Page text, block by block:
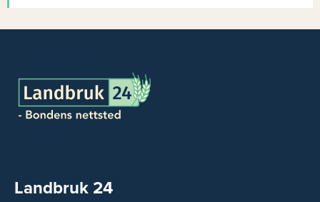
Landbruk 24